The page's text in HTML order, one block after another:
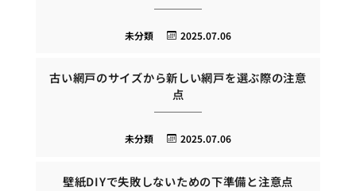
2025.07.06
未分類
古い網戸のサイズから新しい網戸を選ぶ際の注意
点
2025.07.06
未分類
壁紙DIYで失敗しないための下準備と注意点